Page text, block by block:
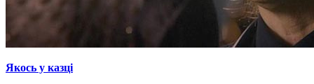
Якось у казці